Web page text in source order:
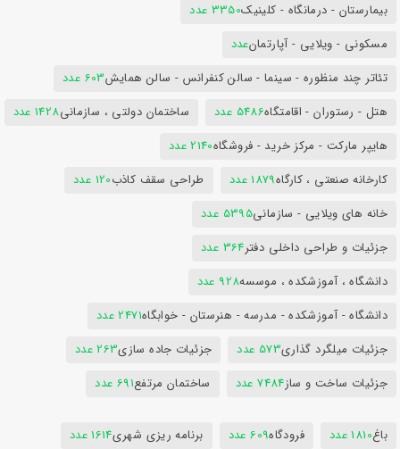
بیمارستان - درمانگاه - کلینیک3350 عدد
مسکونی - ویلایی - آپارتمانعدد
تئاتر چند منظوره - سینما - سالن کنفرانس - سالن همایش603 عدد
هتل - رستوران - اقامتگاه5486 عدد ساختمان دولتی ، سازمانی1428 عدد
هایپر مارکت - مرکز خرید - فروشگاه2140 عدد
کارخانه صنعتی ، کارگاه1879 عدد طراحی سقف کاذب120 عدد
خانه های ویلایی - سازمانی5395 عدد
جزئیات و طراحی داخلی دفتر364 عدد
دانشگاه ، آموزشکده ، موسسه928 عدد
دانشگاه - آموزشکده - مدرسه - هنرستان - خوابگاه2471 عدد
جزئیات میلگرد گذاری573 عدد جزئیات جاده سازی263 عدد
جزئیات ساخت و ساز7484 عدد ساختمان مرتفع691 عدد
باغ1810 عدد فرودگاه609 عدد برنامه ریزی شهری1614 عدد